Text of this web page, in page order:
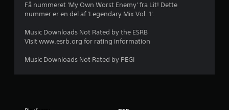
Få nummeret 'My Own Worst Enemy' fra Lit! Dette
nummer er en del af 'Legendary Mix Vol. 1'.
Music Downloads Not Rated by the ESRB
Visit www.esrb.org for rating information
Music Downloads Not Rated by PEGI